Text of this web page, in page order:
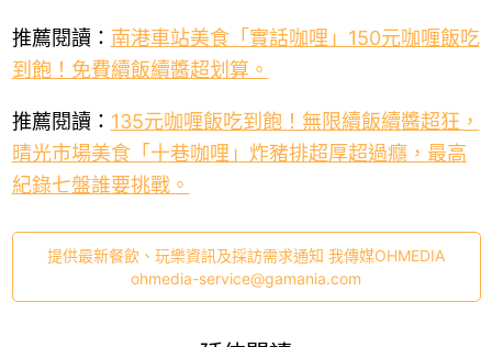
推薦閱讀： 南港車站美食「實話咖哩」150元咖喱飯吃
到飽！免費續飯續醬超划算。
推薦閱讀： 135元咖喱飯吃到飽！無限續飯續醬超狂，
晴光市場美食「十巷咖哩」炸豬排超厚超過癮，最高
紀錄七盤誰要挑戰。
提供最新餐飲、玩樂資訊及採訪需求通知 我傳媒OHMEDIA
ohmedia-service@gamania.com